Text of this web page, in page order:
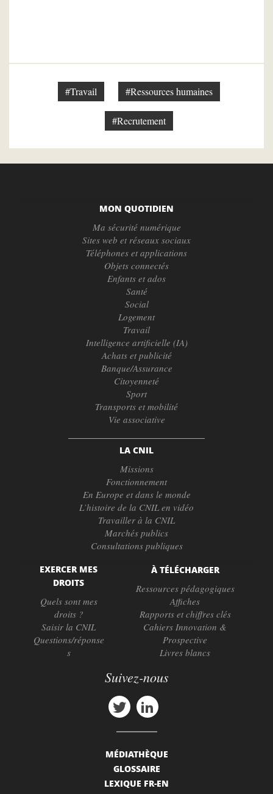
#Travail #Ressources humaines
#Recrutement
MON QUOTIDIEN
Ma sécurité numérique
Sites web et réseaux sociaux
Téléphones et applications
Objets connectés
Enfants et ados
Santé
Social
Logement
Travail
Intelligence artificielle (IA)
Achats et publicité
Banque/Assurance
Citoyenneté
Sport
Transports et mobilité
Vie associative
LA CNIL
Missions
Fonctionnement
En Europe et dans le monde
L’histoire de la CNIL en vidéo
Travailler à la CNIL
Marchés publics
Consultations publiques
EXERCER MES
DROITS
Quels sont mes
droits ?
Saisir la CNIL
Questions/réponse
s
À TÉLÉCHARGER
Ressources pédagogiques
Affiches
Rapports et chiffres clés
Cahiers Innovation &
Prospective
Livres blancs
Suivez-nous
MÉDIATHÈQUE
GLOSSAIRE
LEXIQUE FR-EN